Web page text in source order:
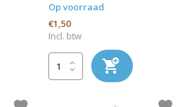
Op voorraad
€1,50
Incl. btw